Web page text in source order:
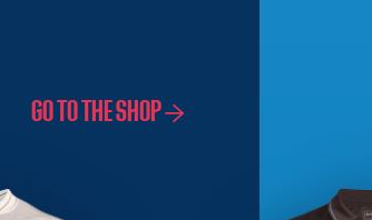
GO TO THE SHOP